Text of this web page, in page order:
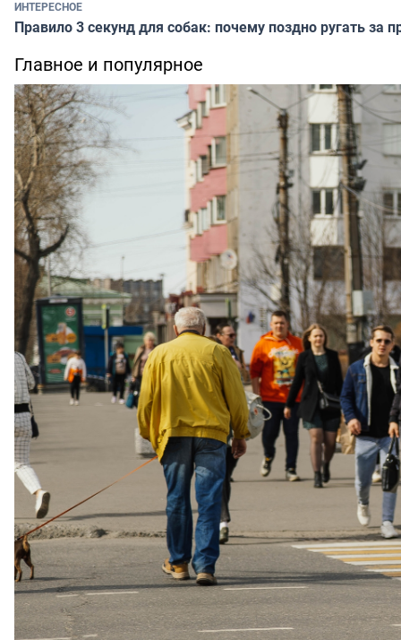
ИНТЕРЕСНОЕ
Правило 3 секунд для собак: почему поздно ругать за
Главное и популярное